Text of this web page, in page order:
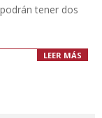
tener dos
LEER MÁS